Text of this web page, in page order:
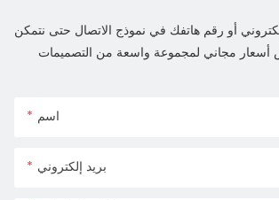
أو رقم هاتفك في نموذج الاتصال حتى نتمكن
مجاني لمجموعة واسعة من التصميمات
اسم
بريد إلكتروني